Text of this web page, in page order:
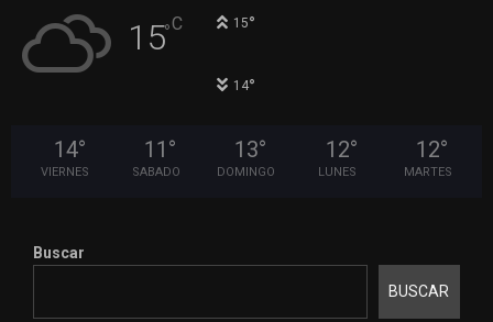
15°C 15°
14°
14°
VIERNES
11 °
SABADO
13°
DOMINGO
12°
LUNES
12°
MARTES
Buscar
BUSCAR